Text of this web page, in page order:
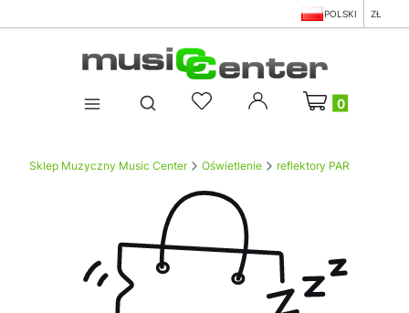
POLSKI ZŁ
Otwórz wyszukiwarkę
Produkty w
Sklep Muzyczny Music Center Oświetlenie reflektory PAR